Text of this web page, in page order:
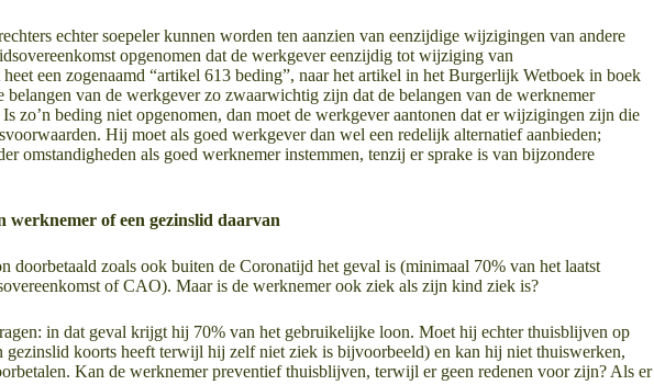
echter soepeler kunnen worden ten aanzien van eenzijdige wijzigingen van andere
opgenomen dat de werkgever eenzijdig tot wijziging van
een zogenaamd “artikel 613 beding”, naar het artikel in het Burgerlijk Wetboek in boek
belangen van de werkgever zo zwaarwichtig zijn dat de belangen van de werknemer
zo’n beding niet opgenomen, dan moet de werkgever aantonen dat er wijzigingen zijn die
Hij moet als goed werkgever dan wel een redelijk alternatief aanbieden;
omstandigheden als goed werknemer instemmen, tenzij er sprake is van bijzondere
werknemer of een gezinslid daarvan
doorbetaald zoals ook buiten de Coronatijd het geval is (minimaal 70% van het laatst
of CAO). Maar is de werknemer ook ziek als zijn kind ziek is?
in dat geval krijgt hij 70% van het gebruikelijke loon. Moet hij echter thuisblijven op
koorts heeft terwijl hij zelf niet ziek is bijvoorbeeld) en kan hij niet thuiswerken,
Kan de werknemer preventief thuisblijven, terwijl er geen redenen voor zijn? Als er